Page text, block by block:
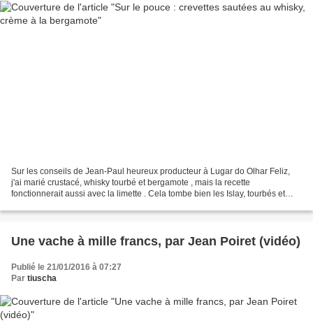
Sur les conseils de Jean-Paul heureux producteur à Lugar do Olhar Feliz,
j'ai marié crustacé, whisky tourbé et bergamote , mais la recette
fonctionnerait aussi avec la limette . Cela tombe bien les Islay, tourbés et
Une vache à mille francs, par Jean Poiret (vidéo)
Publié le 21/01/2016 à 07:27
Par tiuscha